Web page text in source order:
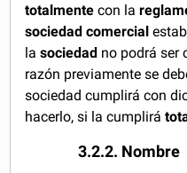
totalmente con la
sociedad comercial
lasociedad no podrá ser
razón previamente se
sociedad cumplirá con
hacerlo, si la cumplirá
3.2.2. Nombre